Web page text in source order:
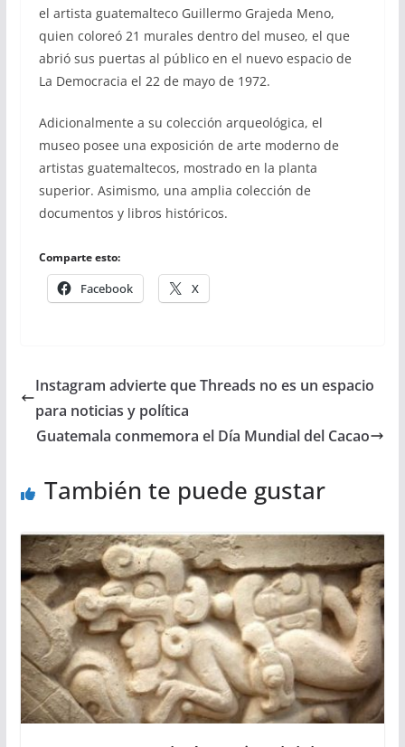
el artista guatemalteco Guillermo Grajeda Meno,
quien coloreó 21 murales dentro del museo, el que
abrió sus puertas al público en el nuevo espacio de
La Democracia el 22 de mayo de 1972.
Adicionalmente a su colección arqueológica, el
museo posee una exposición de arte moderno de
artistas guatemaltecos, mostrado en la planta
superior.​ Asimismo, una amplia colección de
documentos y libros históricos.
Comparte esto:
Facebook X
Instagram advierte que Threads no es un espacio
para noticias y política
Guatemala conmemora el Día Mundial del Cacao
También te puede gustar